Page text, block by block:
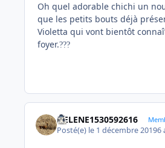
Oh quel adorable chichi un
que les petits bouts déjà
Violetta qui vont bientôt
foyer.???
HELENE1530592616
Posté(e) le 1 décembre 20196